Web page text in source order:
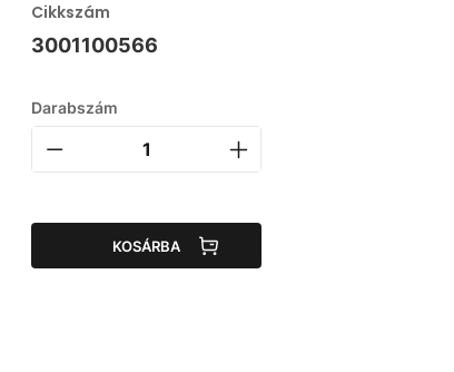
Cikkszám
3001100566
Darabszám
KOSÁRBA